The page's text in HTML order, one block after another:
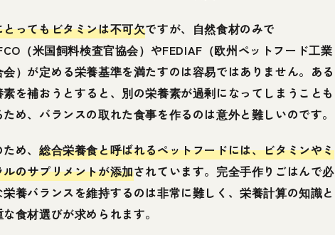
とってもビタミンは不可欠ですが、自然食材のみで
（米国飼料検査官協会）やFEDIAF（欧州ペットフード工業
会）が定める栄養基準を満たすのは容易ではありません。ある
素を補おうとすると、別の栄養素が過剰になってしまうことも
め、バランスの取れた食事を作るのは意外と難しいのです。
め、 総合栄養食と呼ばれるペットフードには、ビタミンやミ
ルのサプリメントが添加されています。完全手作りごはんで必
栄養バランスを維持するのは非常に難しく、栄養計算の知識と
食材選びが求められます。